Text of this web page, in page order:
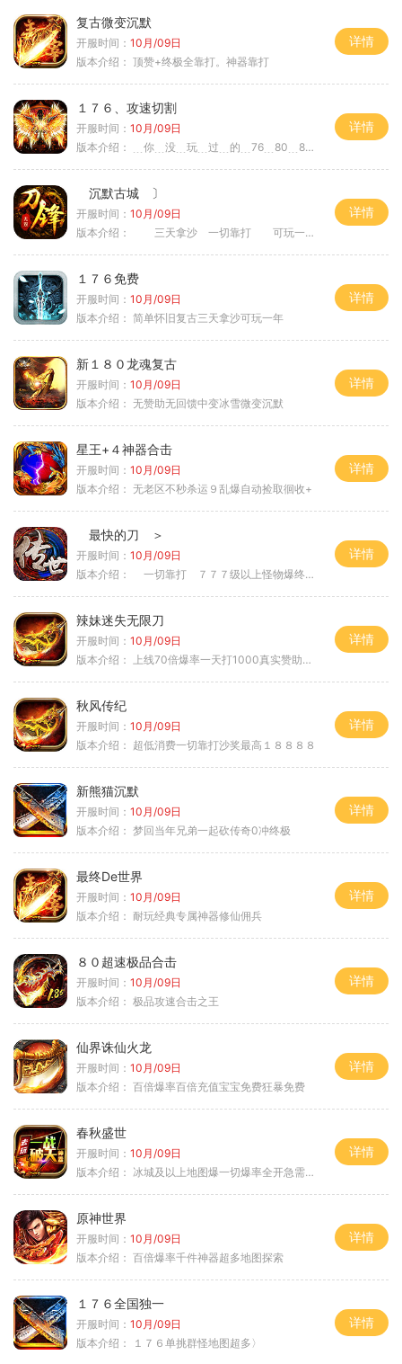
复古微变沉默
开服时间： 10月/09日
版本介绍： 顶赞+终极全靠打。神器靠打
详情
１７６、攻速切割
开服时间： 10月/09日
版本介绍：
﹍你﹍没﹍玩﹍过﹍的﹍76﹍80﹍85﹍＞
详情
沉默古城 〕
开服时间： 10月/09日
版本介绍：
三天拿沙 一切靠打 可玩一年 〉
详情
１７６免费
开服时间： 10月/09日
版本介绍： 简单怀旧复古三天拿沙可玩一年
详情
新１８０龙魂复古
开服时间： 10月/09日
版本介绍： 无赞助无回馈中变冰雪微变沉默
详情
星王+４神器合击
开服时间： 10月/09日
版本介绍： 无老区不秒杀运９乱爆自动捡取徊收+
详情
最快的刀 ＞
开服时间： 10月/09日
版本介绍：
一切靠打 ７７７级以上怪物爆终极 ＞
详情
辣妹迷失无限刀
开服时间： 10月/09日
版本介绍：
上线70倍爆率一天打1000真实赞助一夜终
详情
秋风传纪
开服时间： 10月/09日
版本介绍： 超低消费一切靠打沙奖最高１８８８８
详情
新熊猫沉默
开服时间： 10月/09日
版本介绍： 梦回当年兄弟一起砍传奇0冲终极
详情
最终De世界
开服时间： 10月/09日
版本介绍： 耐玩经典专属神器修仙佣兵
详情
８０超速极品合击
开服时间： 10月/09日
版本介绍： 极品攻速合击之王
详情
仙界诛仙火龙
开服时间： 10月/09日
版本介绍： 百倍爆率百倍充值宝宝免费狂暴免费
详情
春秋盛世
开服时间： 10月/09日
版本介绍： 冰城及以上地图爆一切爆率全开急需材料
详情
原神世界
开服时间： 10月/09日
版本介绍： 百倍爆率千件神器超多地图探索
详情
１７６全国独一
开服时间： 10月/09日
版本介绍：
１７６单挑群怪地图超多〉
详情